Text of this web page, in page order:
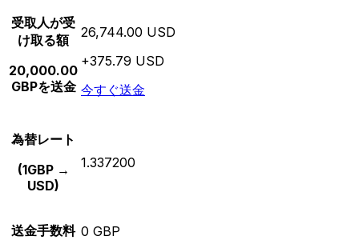
受取人が受
け取る額
20,000.00
GBPを送金
26,744.00 USD
+375.79 USD
今すぐ送金
為替レート
(1GBP →
USD)
1.337200
送金手数料 0 GBP